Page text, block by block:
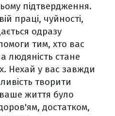
підтвердження.
праці, чуйності,
одразу
тим, хто вас
людяність стане
Нехай у вас завжди
творити
життя було
достатком,